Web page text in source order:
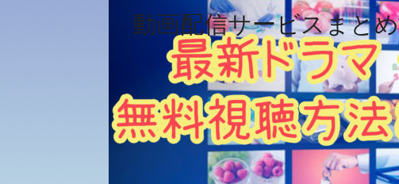
動画配信サービスまと